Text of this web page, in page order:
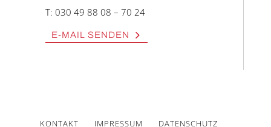
T: 030 49 88 08 – 70 24
E‑MAIL SEN­DEN
KON­TAKT IMPRES­SUM
DATEN­SCHUTZ